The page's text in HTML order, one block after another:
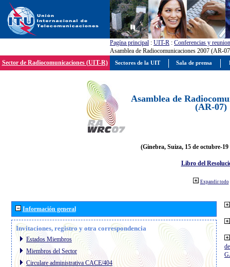
Pagína principal : UIT-R : Conferencias y
Asamblea de Radiocomunicaciones 2007 (AR-
Sector de Radiocomunicaciones (UIT-R)
Asamblea de
(AR-07)
(Ginebra, Suiza, 15 de octubre-19
Libro del
Expandir todo
Información general
Invitaciones, registro y otra correspondencia
Estados Miembros
Miembros del Sector
Circulare administrativa CACE/404
Sectores de la UIT Sala de prensa